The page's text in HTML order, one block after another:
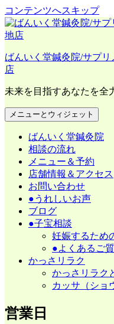
コンテンツへスキップ
ばんいく堂鍼灸院/サプ
店
未来を目指すあなたを全
メニューとウィジェット
ばんいく堂鍼灸院
相談の流れ
メニュー＆予約
店舗情報＆アクセス
お問い合わせ
●うれしいお声
ブログ
●子宝相談
妊娠するため
●よくあるご
かっさリラク
かっさリラク
カッサ（ショ
営業日